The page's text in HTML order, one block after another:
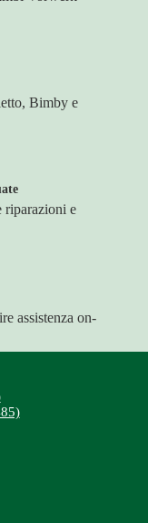
Bimby e
riparazioni e
assistenza on-